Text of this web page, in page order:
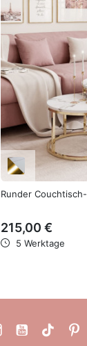
Runder
215,00 €
5 Werktage